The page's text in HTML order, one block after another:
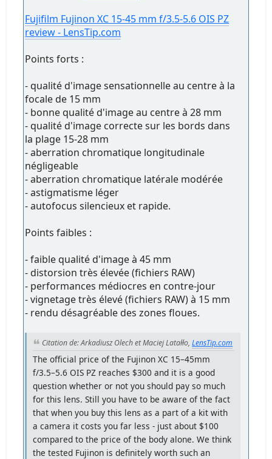
Fujifilm Fujinon XC 15-45 mm f/3.5-5.6 OIS PZ
review - LensTip.com
Points forts :
- qualité d'image sensationnelle au centre à la
focale de 15 mm
- bonne qualité d'image au centre à 28 mm
- qualité d'image correcte sur les bords dans
la plage 15-28 mm
- aberration chromatique longitudinale
négligeable
- aberration chromatique latérale modérée
- astigmatisme léger
- autofocus silencieux et rapide.
Points faibles :
- faible qualité d'image à 45 mm
- distorsion très élevée (fichiers RAW)
- performances médiocres en contre-jour
- vignetage très élevé (fichiers RAW) à 15 mm
- rendu désagréable des zones floues.
Citation de: Arkadiusz Olech et Maciej Latałło,LensTip.com
The official price of the Fujinon XC 15–45mm
f/3.5–5.6 OIS PZ reaches $300 and it is a good
question whether or not you should pay so much
for this lens. Still you have to be aware of the fact
that when you buy this lens as a part of a kit with
a camera it costs you far less - just about $100
compared to the price of the body alone. We think
the tested Fujinon is definitely worth such an